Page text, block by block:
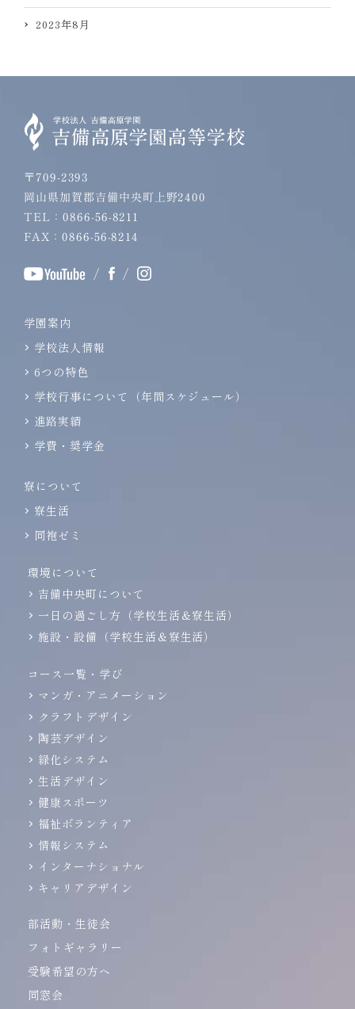
2023年8月
〒709-2393
岡山県加賀郡吉備中央町上野2400
TEL：0866-56-8211
FAX：0866-56-8214
/ /
学園案内
学校法人情報
6つの特色
学校行事について（年間スケジュール）
進路実績
学費・奨学金
寮について
寮生活
同袍ゼミ
環境について
吉備中央町について
一日の過ごし方（学校生活＆寮生活）
施設・設備（学校生活＆寮生活）
コース一覧・学び
マンガ・アニメーション
クラフトデザイン
陶芸デザイン
緑化システム
生活デザイン
健康スポーツ
福祉ボランティア
情報システム
インターナショナル
キャリアデザイン
部活動・生徒会
フォトギャラリー
受験希望の方へ
同窓会